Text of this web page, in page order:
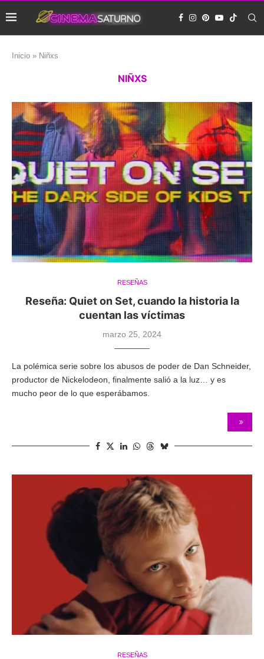
Inicio » Niñxs
NIÑXS
RESEÑAS
Reseña: Quiet on Set, cuando la historia la
cuentan las víctimas
marzo 25, 2024
La polémica serie sobre los abusos de poder de Dan Schneider,
productor de Nickelodeon, finalmente salió a la luz… y es
mucho peor de lo que esperábamos.
RESEÑAS